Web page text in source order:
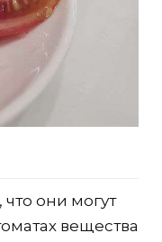
они могут
вещества